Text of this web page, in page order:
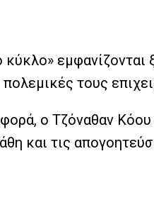
κύκλο»
τους
φορά, ο Τζόναθαν
και τις